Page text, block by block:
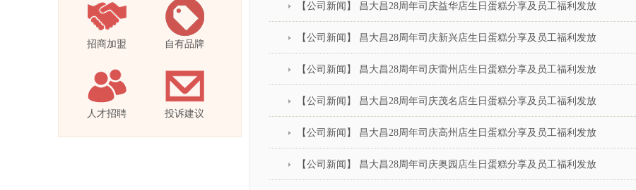
招商加盟 自有品牌
人才招聘 投诉建议
【公司新闻】 昌大昌28周年司庆益华店生日蛋糕分享及员工福利发放
【公司新闻】 昌大昌28周年司庆新兴店生日蛋糕分享及员工福利发放
【公司新闻】 昌大昌28周年司庆雷州店生日蛋糕分享及员工福利发放
【公司新闻】 昌大昌28周年司庆茂名店生日蛋糕分享及员工福利发放
【公司新闻】 昌大昌28周年司庆高州店生日蛋糕分享及员工福利发放
【公司新闻】 昌大昌28周年司庆奥园店生日蛋糕分享及员工福利发放